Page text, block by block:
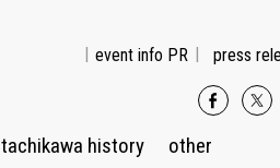
tachikawa history other
event info PR press
メルマガ配信をご希